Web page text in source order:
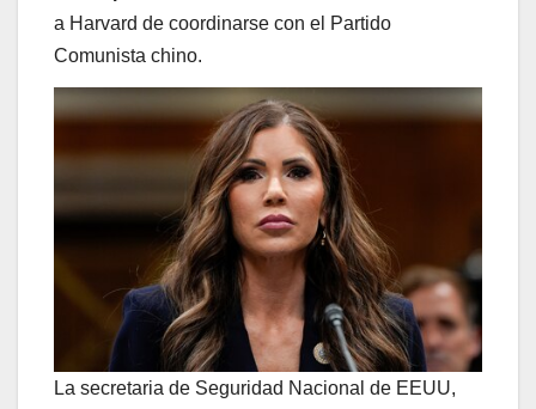
a Harvard de coordinarse con el Partido
Comunista chino.
La secretaria de Seguridad Nacional de EEUU,